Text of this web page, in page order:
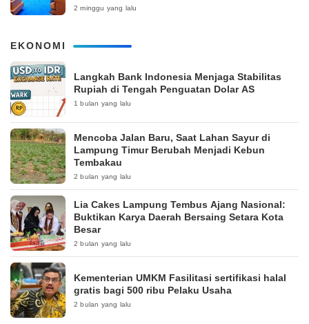
2 minggu yang lalu
EKONOMI
Langkah Bank Indonesia Menjaga Stabilitas
Rupiah di Tengah Penguatan Dolar AS
1 bulan yang lalu
Mencoba Jalan Baru, Saat Lahan Sayur di
Lampung Timur Berubah Menjadi Kebun
Tembakau
2 bulan yang lalu
Lia Cakes Lampung Tembus Ajang Nasional:
Buktikan Karya Daerah Bersaing Setara Kota
Besar
2 bulan yang lalu
Kementerian UMKM Fasilitasi sertifikasi halal
gratis bagi 500 ribu Pelaku Usaha
2 bulan yang lalu